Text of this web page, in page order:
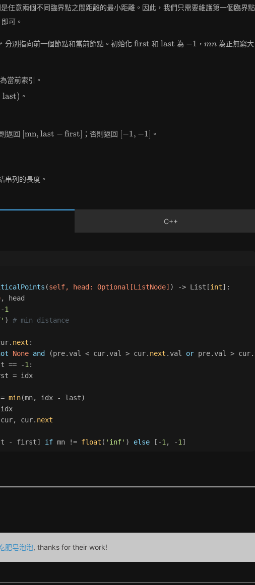
是任意兩個不同臨界點之間距離的最小距離。因此，我們只需要維護第一個臨界
即可。
分別指向前一個節點和當前節點。初始化 \text{first}
first 和 \text{last}
last 為 -1
−1 ， mn
mn為正無窮大
為當前索引。
last) 。
返回 [\text{mn},
\text{last}
[mn, last − first] ；否則返回 [-1,
-1]
[−1, −1] 。
串列的長度。
C++
(self, head: Optional [ListNode] ) -> List [int]:
, head
1
) # min distance
next :
None and (pre.val < cur.val > cur. next .val or pre.val >
== -1 :
= idx
min(mn, idx - last)
cur.
next
- first] if mn != float ( 'inf' ) else [-1 , -1 ]
肥皂泡泡, thanks for their work!